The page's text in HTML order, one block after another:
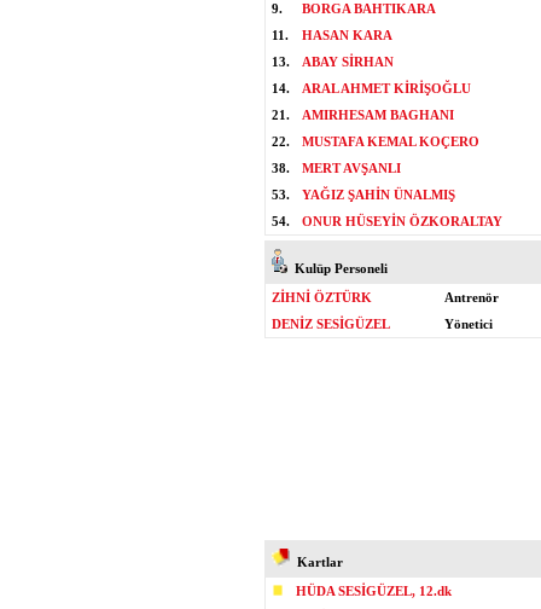
9.
BORGA BAHTIKARA
11.
HASAN KARA
13.
ABAY SİRHAN
14.
ARAL AHMET KİRİŞOĞLU
21.
AMIRHESAM BAGHANI
22.
MUSTAFA KEMAL KOÇERO
38.
MERT AVŞANLI
53.
YAĞIZ ŞAHİN ÜNALMIŞ
54.
ONUR HÜSEYİN ÖZKORALTAY
Kulüp Personeli
ZİHNİ ÖZTÜRK
Antrenör
DENİZ SESİGÜZEL
Yönetici
Kartlar
HÜDA SESİGÜZEL, 12.dk